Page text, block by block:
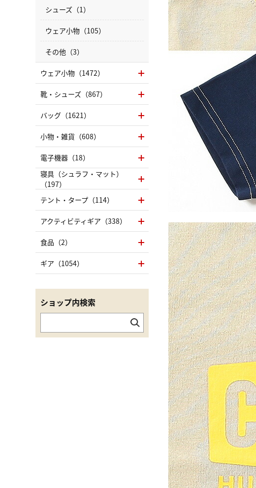
シューズ（1）
ウェア小物（105）
その他（3）
ウェア小物（1472）
靴・シューズ（867）
バッグ（1621）
小物・雑貨（608）
電子機器（18）
寝具（シュラフ・マット）
（197）
テント・タープ（114）
アクティビティギア（338）
食品（2）
ギア（1054）
ショップ内検索